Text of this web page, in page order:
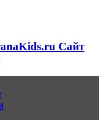
Сайт